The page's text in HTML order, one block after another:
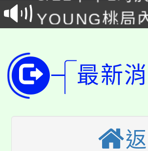
徵才活動。
YOUNG桃局
開!
115年桃園市
田徑場及游泳
桃園市低收入
視費優惠，中
半價優惠，
份教師增能研
大溪自造教
最新